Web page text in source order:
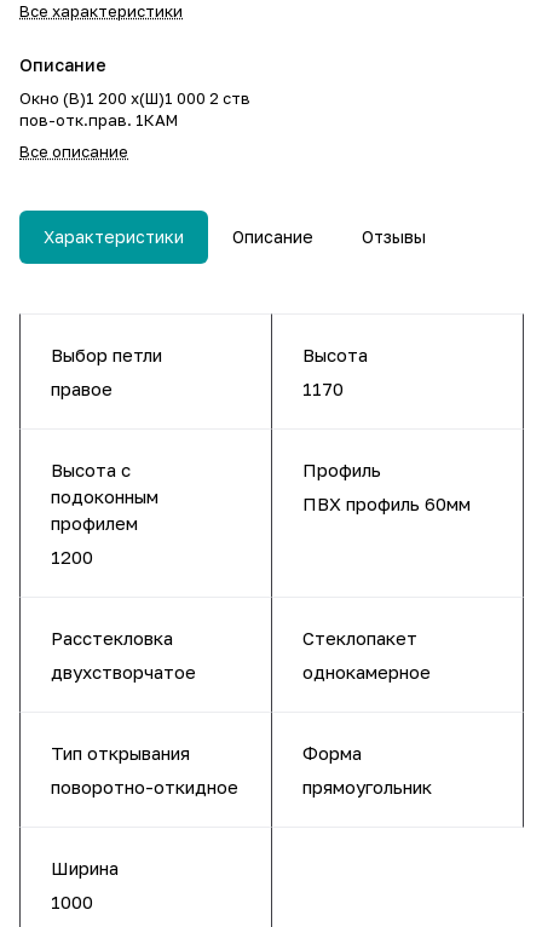
Все характеристики
Описание
Окно (В)1 200 х(Ш)1 000 2 ств
пов-отк.прав. 1КАМ
Все описание
Характеристики Описание Отзывы
Выбор петли
правое
Высота
1170
Высота с
подоконным
профилем
1200
Профиль
ПВХ профиль 60мм
Расстекловка
двухстворчатое
Стеклопакет
однокамерное
Тип открывания
поворотно-откидное
Форма
прямоугольник
Ширина
1000